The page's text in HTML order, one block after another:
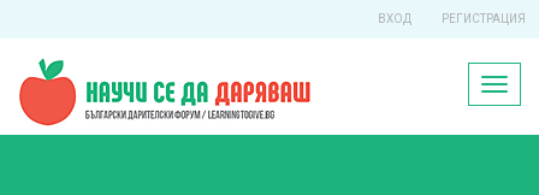
ВХОД РЕГИСТРАЦИЯ